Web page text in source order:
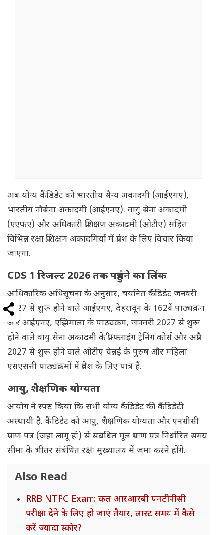
अब योग्य कैंडिडेट को भारतीय सैन्य अकादमी (आईएमए),
भारतीय नौसेना अकादमी (आईएनए), वायु सेना अकादमी
(एएफए) और अधिकारी प्रशिक्षण अकादमी (ओटीए) सहित
विभिन्न रक्षा प्रशिक्षण अकादमियों में प्रवेश के लिए विचार किया
जाएगा.
CDS 1 रिजल्ट 2026 तक पहुंचने का लिंक
आधिकारिक अधिसूचना के अनुसार, चयनित कैंडिडेट जनवरी
2027 से शुरू होने वाले आईएमए, देहरादून के 162वें पाठ्यक्रम
और आईएनए, एझिमाला के पाठ्यक्रम, जनवरी 2027 से शुरू
होने वाले वायु सेना अकादमी के प्री-फ्लाइंग ट्रेनिंग कोर्स और अप्रैल
2027 से शुरू होने वाले ओटीए चेन्नई के पुरुष और महिला
एसएससी पाठ्यक्रमों में प्रवेश के लिए पात्र हैं.
आयु, शैक्षणिक योग्यता
आयोग ने स्पष्ट किया कि सभी योग्य कैंडिडेट की कैंडिडेटी
अस्थायी है. कैंडिडेट को आयु, शैक्षणिक योग्यता और एनसीसी
प्रमाण पत्र (जहां लागू हो) से संबंधित मूल प्रमाण पत्र निर्धारित समय
सीमा के भीतर संबंधित रक्षा मुख्यालय में जमा करने होंगे.
Also Read
RRB NTPC Exam: कल आरआरबी एनटीपीसी
परीक्षा देने के लिए हो जाएं तैयार, लास्ट समय में कैसे
करें ज्यादा स्कोर?